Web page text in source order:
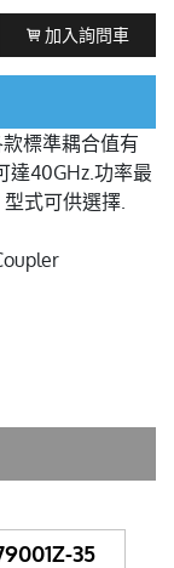
加入詢問車
標準耦合值有
達40GHz.功率最
式可供選擇.
35